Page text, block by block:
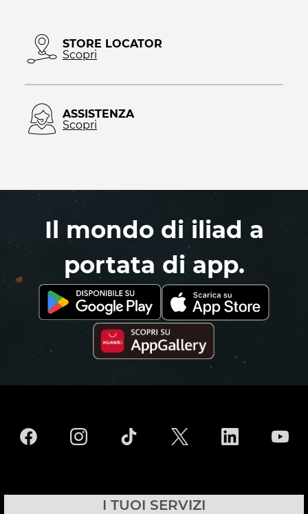
STORE LOCATOR
Scopri
ASSISTENZA
Scopri
Il mondo di iliad a
portata di app.
I TUOI SERVIZI